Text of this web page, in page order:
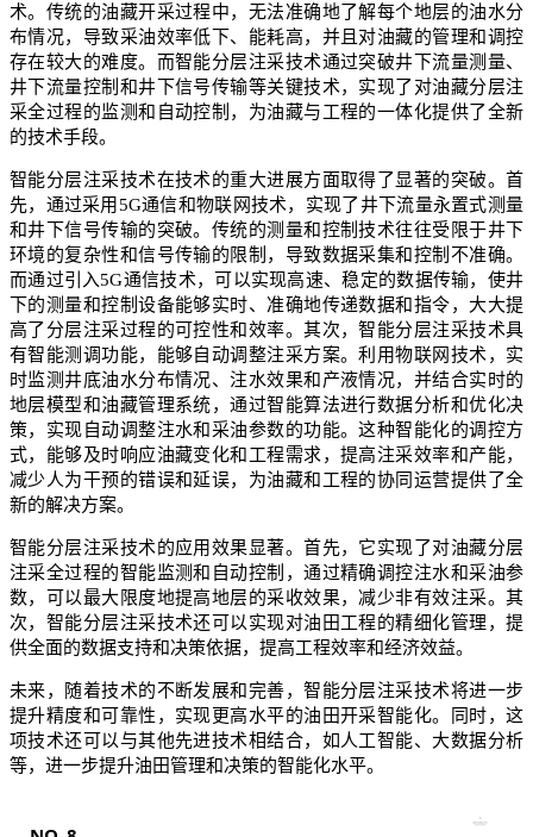
术。传统的油藏开采过程中，无法准确地了解每个地层的油水分
布情况，导致采油效率低下、能耗高，并且对油藏的管理和调控
存在较大的难度。而智能分层注采技术通过突破井下流量测量、
井下流量控制和井下信号传输等关键技术，实现了对油藏分层注
采全过程的监测和自动控制，为油藏与工程的一体化提供了全新
的技术手段。
智能分层注采技术在技术的重大进展方面取得了显著的突破。首
先，通过采用5G通信和物联网技术，实现了井下流量永置式测量
和井下信号传输的突破。传统的测量和控制技术往往受限于井下
环境的复杂性和信号传输的限制，导致数据采集和控制不准确。
而通过引入5G通信技术，可以实现高速、稳定的数据传输，使井
下的测量和控制设备能够实时、准确地传递数据和指令，大大提
高了分层注采过程的可控性和效率。其次，智能分层注采技术具
有智能测调功能，能够自动调整注采方案。利用物联网技术，实
时监测井底油水分布情况、注水效果和产液情况，并结合实时的
地层模型和油藏管理系统，通过智能算法进行数据分析和优化决
策，实现自动调整注水和采油参数的功能。这种智能化的调控方
式，能够及时响应油藏变化和工程需求，提高注采效率和产能，
减少人为干预的错误和延误，为油藏和工程的协同运营提供了全
新的解决方案。
智能分层注采技术的应用效果显著。首先，它实现了对油藏分层
注采全过程的智能监测和自动控制，通过精确调控注水和采油参
数，可以最大限度地提高地层的采收效果，减少非有效注采。其
次，智能分层注采技术还可以实现对油田工程的精细化管理，提
供全面的数据支持和决策依据，提高工程效率和经济效益。
未来，随着技术的不断发展和完善，智能分层注采技术将进一步
提升精度和可靠性，实现更高水平的油田开采智能化。同时，这
项技术还可以与其他先进技术相结合，如人工智能、大数据分析
等，进一步提升油田管理和决策的智能化水平。